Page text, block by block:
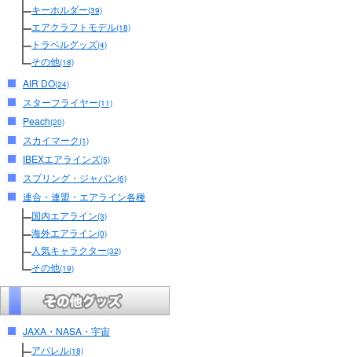
キーホルダー(39)
エアクラフトモデル(18)
トラベルグッズ(4)
その他(18)
AIR DO(24)
スターフライヤー(11)
Peach(20)
スカイマーク(1)
IBEXエアラインズ(5)
スプリング・ジャパン(6)
連合・連盟・エアライン各種
国内エアライン(3)
海外エアライン(0)
人気キャラクター(32)
その他(19)
JAXA・NASA・宇宙
アパレル(18)